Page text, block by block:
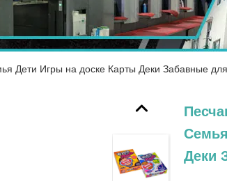
Дети Игры на доске Карты Деки Забавные для
Деки